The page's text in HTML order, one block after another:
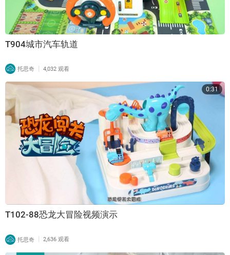
T904城市汽车轨道
托思奇 | 4,032 观看
0:31
T102-88恐龙大冒险视频演示
托思奇 | 2,636 观看